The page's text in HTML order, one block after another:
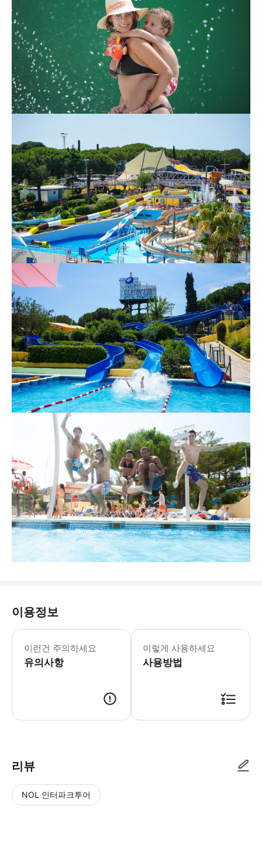
이용정보
이런건 주의하세요
유의사항
운영 시간 2026년 6월 6일-9일 월요
바르셀로나에서 20분 거리에 편리
이렇게 사용하세요
사용방법
리뷰
NOL 인터파크투어